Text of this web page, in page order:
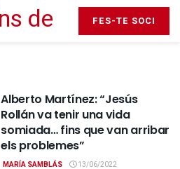
FES-TE SOCI
Alberto Martínez: “Jesús
Rollán va tenir una vida
somiada… fins que van arribar
els problemes”
MARÍA SAMBLÁS 13/06/2022